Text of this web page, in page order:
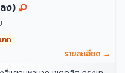
ง)
าท
รายละเอียด →